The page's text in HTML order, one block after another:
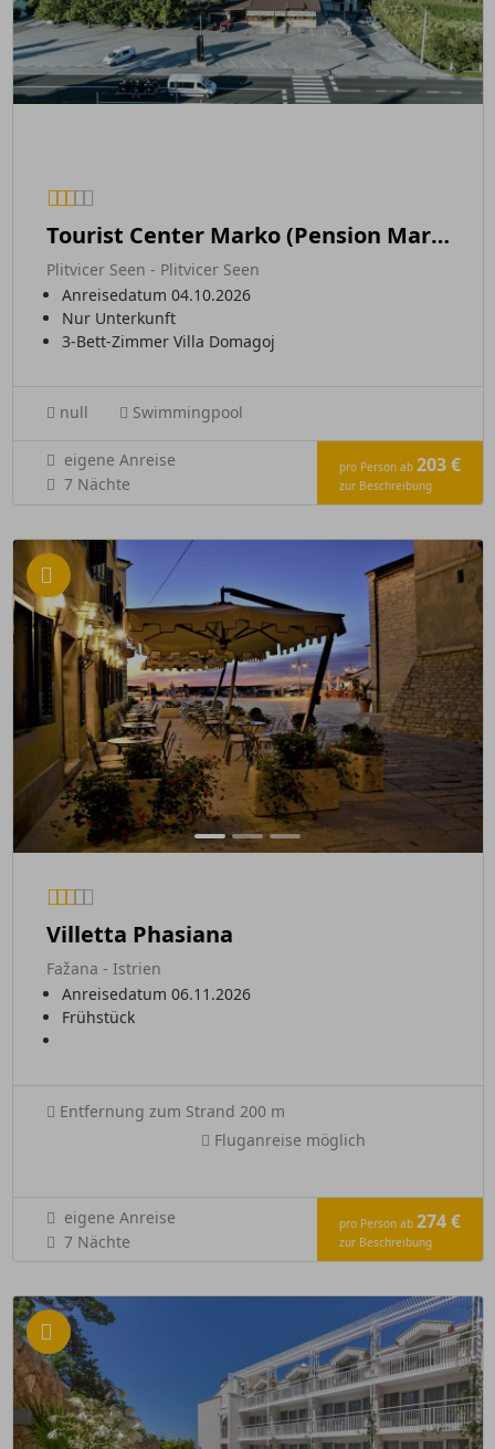
Tourist Center Marko (Pension Marko
Plitvicer Seen - Plitvicer Seen
Anreisedatum 04.10.2026
Nur Unterkunft
3-Bett-Zimmer Villa Domagoj
null Swimmingpool
eigene Anreise
7 Nächte
pro Person ab 203 €
zur Beschreibung
Villetta Phasiana
Fažana - Istrien
Anreisedatum 06.11.2026
Frühstück
Entfernung zum Strand 200 m
Fluganreise möglich
eigene Anreise
7 Nächte
pro Person ab 274 €
zur Beschreibung